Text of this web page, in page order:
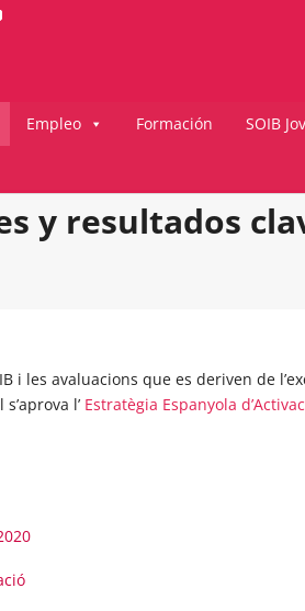
Empleo Formación SOIB
y resultados
i les avaluacions que es deriven de
l’ Estratègia Espanyola